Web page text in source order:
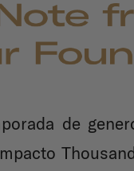
de